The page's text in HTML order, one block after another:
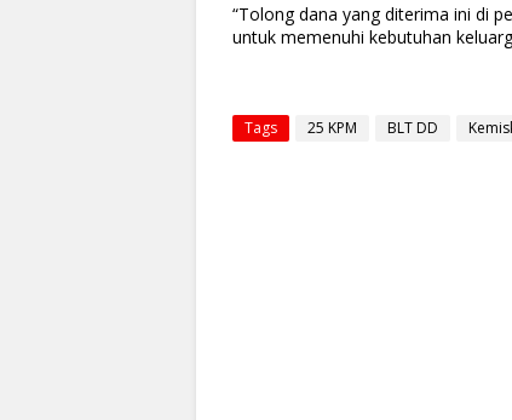
“Tolong dana yang diterima ini di
untuk memenuhi kebutuhan
Tags 25 KPM BLT DD